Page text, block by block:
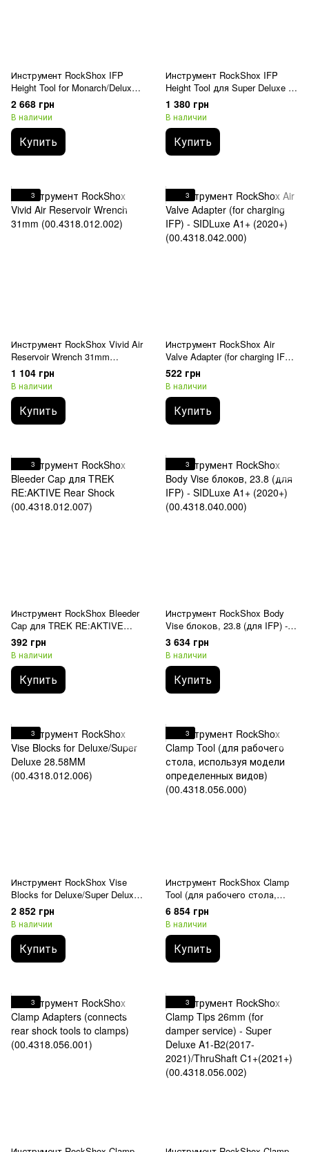
Инструмент RockShox IFP
Height Tool for Monarch/Deluxe
(00.4318.012.010)
2 668 грн
В наличии
Купить
Инструмент RockShox IFP
Height Tool для Super Deluxe /
Super Deluxe Coil
(00.4318.012.009)
1 380 грн
В наличии
Купить
3
Инструмент RockShox Vivid Air
Reservoir Wrench 31mm
(00.4318.012.002)
1 104 грн
В наличии
Купить
3
Инструмент RockShox Air
Valve Adapter (for charging IFP)
- SIDLuxe A1+ (2020+)
(00.4318.042.000)
522 грн
В наличии
Купить
3
Инструмент RockShox Bleeder
Cap для TREK RE:AKTIVE
Rear Shock (00.4318.012.007)
392 грн
В наличии
Купить
3
Инструмент RockShox Body
Vise блоков, 23.8 (для IFP) -
SIDLuxe A1+ (2020+)
(00.4318.040.000)
3 634 грн
В наличии
Купить
3
Инструмент RockShox Vise
Blocks for Deluxe/Super Deluxe
28.58MM (00.4318.012.006)
2 852 грн
В наличии
Купить
3
Инструмент RockShox Clamp
Tool (для рабочего стола,
используя модели
определенных видов)
(00.4318.056.000)
6 854 грн
В наличии
Купить
3 3